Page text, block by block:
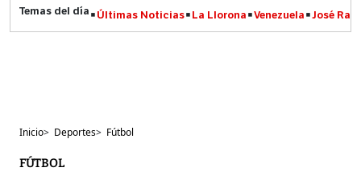
Últimas Noticias La Llorona Venezuela José
Inicio> Deportes> Fútbol
FÚTBOL